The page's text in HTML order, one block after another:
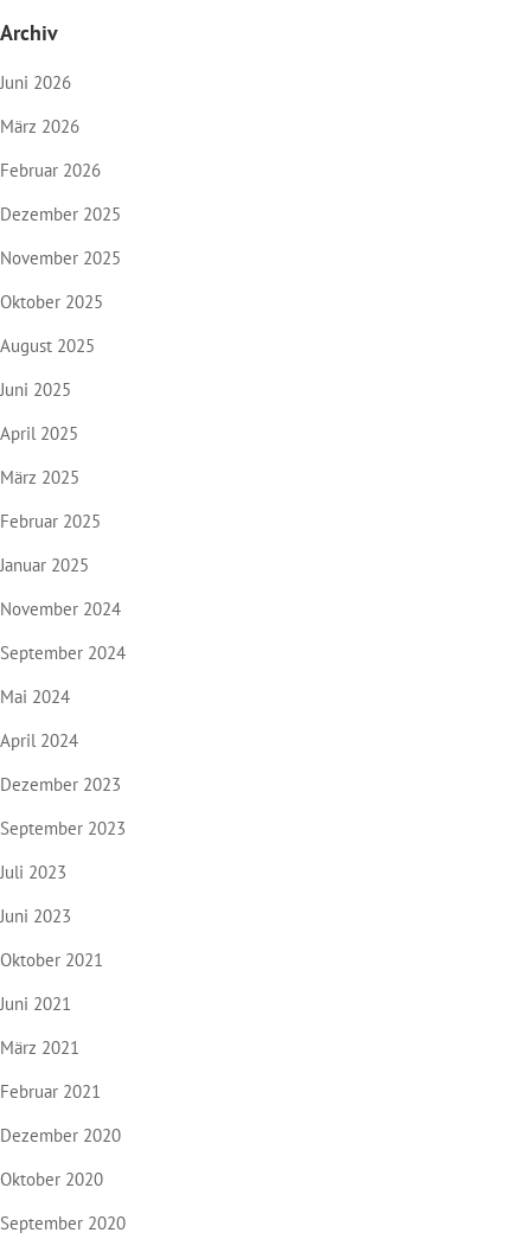
Archiv
Juni 2026
März 2026
Februar 2026
Dezember 2025
November 2025
Oktober 2025
August 2025
Juni 2025
April 2025
März 2025
Februar 2025
Januar 2025
November 2024
September 2024
Mai 2024
April 2024
Dezember 2023
September 2023
Juli 2023
Juni 2023
Oktober 2021
Juni 2021
März 2021
Februar 2021
Dezember 2020
Oktober 2020
September 2020